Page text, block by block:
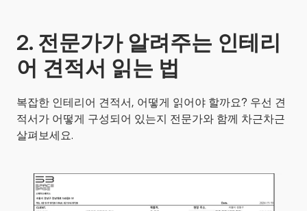
2. 전문가가 알려주는 인테리
어 견적서 읽는 법
복잡한 인테리어 견적서, 어떻게 읽어야 할까요? 우선 견
적서가 어떻게 구성되어 있는지 전문가와 함께 차근차근
살펴보세요.